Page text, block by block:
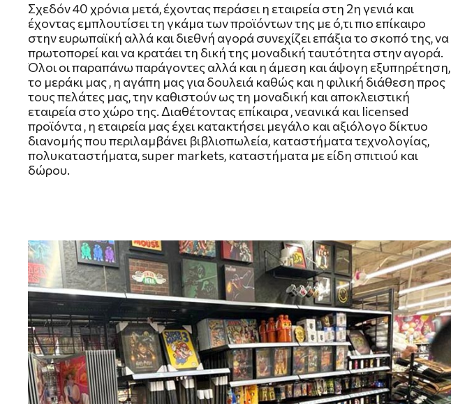
Σχεδόν 40 χρόνια μετά, έχοντας περάσει η εταιρεία στη 2η γενιά και
έχοντας εμπλουτίσει τη γκάμα των προϊόντων της με ό,τι πιο επίκαιρο
στην ευρωπαϊκή αλλά και διεθνή αγορά συνεχίζει επάξια το σκοπό της, να
πρωτοπορεί και να κρατάει τη δική της μοναδική ταυτότητα στην αγορά.
Όλοι οι παραπάνω παράγοντες αλλά και η άμεση και άψογη εξυπηρέτηση,
το μεράκι μας , η αγάπη μας για δουλειά καθώς και η φιλική διάθεση προς
τους πελάτες μας, την καθιστούν ως τη μοναδική και αποκλειστική
εταιρεία στο χώρο της. Διαθέτοντας επίκαιρα , νεανικά και licensed
προϊόντα , η εταιρεία μας έχει κατακτήσει μεγάλο και αξιόλογο δίκτυο
διανομής που περιλαμβάνει βιβλιοπωλεία, καταστήματα τεχνολογίας,
πολυκαταστήματα, super markets, καταστήματα με είδη σπιτιού και
δώρου.